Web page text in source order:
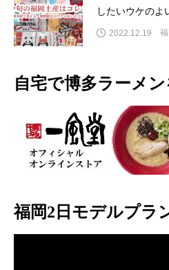
したいウケのよ
2022.12.19
自宅で博多ラーメン
福岡2日モデルプラ